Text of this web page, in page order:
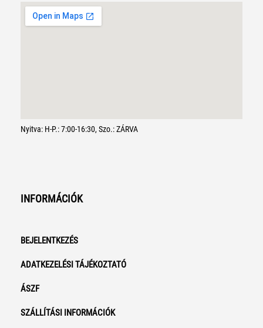
Nyitva: H-P.: 7:00-16:30, Szo.: ZÁRVA
INFORMÁCIÓK
BEJELENTKEZÉS
ADATKEZELÉSI TÁJÉKOZTATÓ
ÁSZF
SZÁLLÍTÁSI INFORMÁCIÓK